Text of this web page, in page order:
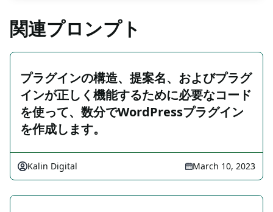
関連プロンプト
プラグインの構造、提案名、およびプラグ
インが正しく機能するために必要なコード
を使って、数分でWordPressプラグイン
を作成します。
Kalin Digital March 10, 2023